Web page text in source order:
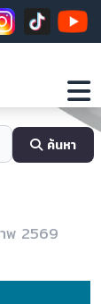
ค้นหา
พ 2569